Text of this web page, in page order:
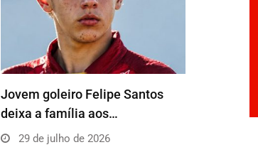
Jovem goleiro Felipe Santos
deixa a família aos…
29 de julho de 2026